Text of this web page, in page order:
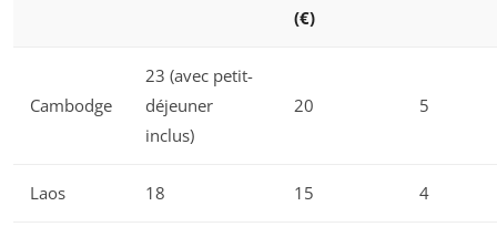
(€)
Cambodge
23 (avec petit-
déjeuner
inclus)
20 5
Laos 18 15 4